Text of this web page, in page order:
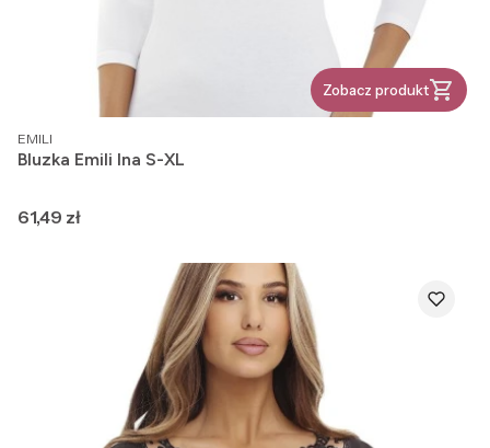
Zobacz produkt
PRODUCENT
EMILI
Bluzka Emili Ina S-XL
Cena
61,49 zł